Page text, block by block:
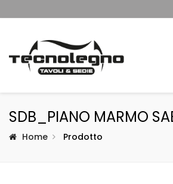
SDB_PIANO MARMO
Home Prodotto